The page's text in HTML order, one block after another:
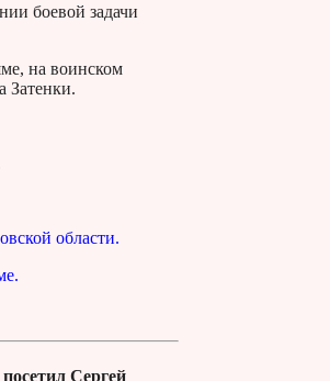
боевой задачи
на воинском
Затенки.
области.
Сергей